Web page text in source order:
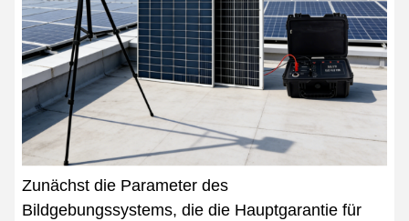
Zunächst die Parameter des
Bildgebungssystems, die die Hauptgarantie für